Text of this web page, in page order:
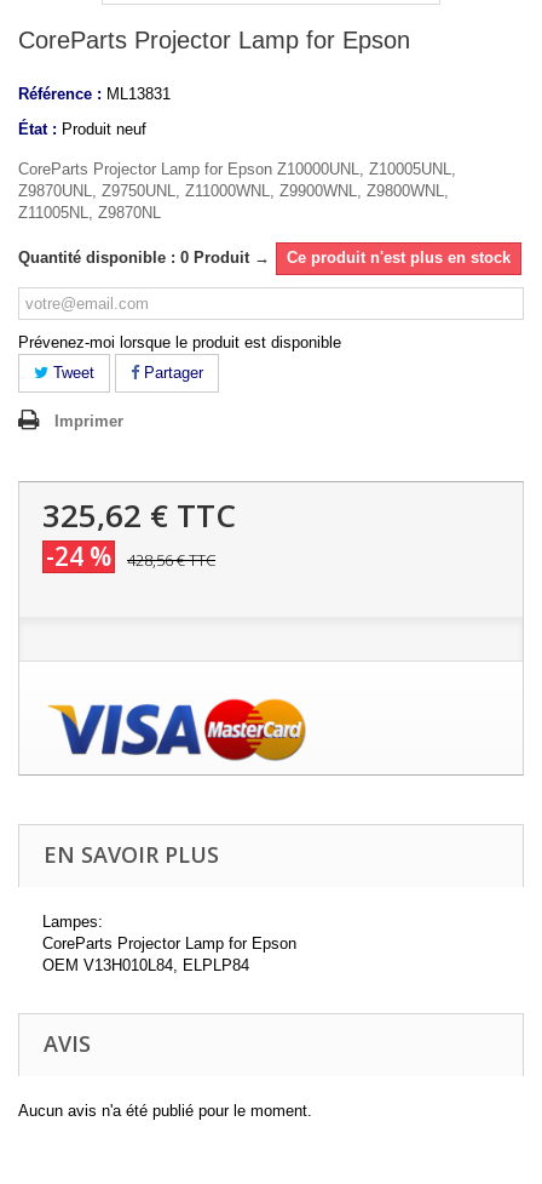
CoreParts Projector Lamp for Epson
Référence : ML13831
État : Produit neuf
CoreParts Projector Lamp for Epson Z10000UNL, Z10005UNL,
Z9870UNL, Z9750UNL, Z11000WNL, Z9900WNL, Z9800WNL,
Z11005NL, Z9870NL
Quantité disponible : 0 Produit → Ce produit n'est plus en stock
Prévenez-moi lorsque le produit est disponible
Tweet
Partager
Imprimer
325,62 € TTC
-24 % 428,56 €TTC
EN SAVOIR PLUS
Lampes:
CoreParts Projector Lamp for Epson
OEM V13H010L84, ELPLP84
AVIS
Aucun avis n'a été publié pour le moment.